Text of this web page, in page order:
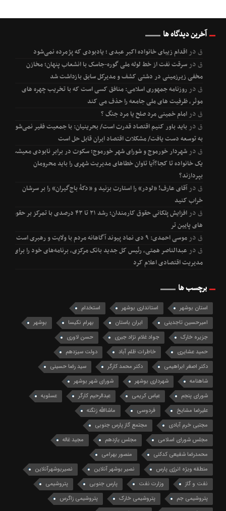
آخرین دیدگاه ها
قدراقدام زیبای خانواده اکبر عبدی ؛ یادبودی که پژمرده نمی‌شود
قدرسرقت نفت از خط لوله ملی گوره-جاسک با انشعاب پنهان؛ مخازن
مخفی زیرزمینی در دشتی کشف و مدیرکل سابق بازداشت شد
قدرروزنامه جمهوری اسلامی: منافق کسی است که با تخریب چهره های
موثر، ظرفیت های ملی جامعه را حذف می کند
قدرامام خمینی مرد صلح یا مرد جنگ ؟
قدرباید باور کنیم اقتصاد قدرت است/ بحرینیان: با جمعیت فقیر نمی‌شود
به توسعه دست یافت/ مشکلات اقتصاد ایران قابل حل است
قدرشهردار خورموج و شورای شهر خورموج؛ سکوت در برابر نابودی معیشت
یک خانواده تا کجا؟آیا تاوان خطاهای مدیریت شهری را باید محرومان
بپردازند؟
قدرآقای عارف! «لودر» را استارت بزنید و «دکۀ باج‌گیران» را بر سرشان
خراب کنید
قدر
افزایش پلکانی حقوق کارمندان؛ رشد ۲۱ تا ۴۳ درصدی با تمرکز بر حقوق
های پایین تر
قدرموسی احمدی: ۹ دی نماد پیوند آگاهانه مردم با ولایت و رهبری است
قدر عبدالناصر همتی، رئیس کل جدید بانک مرکزی، برنامه‌های خود را برای
مدیریت اقتصادی اعلام کرد
برچسب ها
استان بوشهر استانداری بوشهر
استخدام
امیرحسین تاجدینی
ایران باستان بهرام نکیسا
بوشهر
جزیره خارک
جواد غلام نژاد جبری
حسن لاوری
حمید عشایری
خاطرات ظلم آباد
دولت سیزدهم
دکتر اصغر ابراهیمی
دکتر محمد کارگر
سید رضا حسینی
شاهنامه
شهرداری بوشهر
شورای شهر بوشهر
شورای پنجم
عباس کریمی عبدالرحیم کارگر
عسلویه
علیرضا مشایخ
فردوسی
ماشاالله زنگنه
مجتبی خرم آبادی
مجتمع گاز پارس جنوبی
مجلس شورای اسلامی
مجلس یازدهم
مجید غاله
محمدرضا شفیعی کدکنی
منصور بهرامی
منطقه ویژه انرژی پارس
نصیر بوشهر آنلاین
نصیربوشهرآنلاین
نفت و گاز
وزارت نفت پارس جنوبی
پتروشیمی
پتروشیمی جم
پتروشیمی خارک
پتروشیمی زاگرس